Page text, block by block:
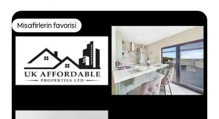
Misafirlerin favorisi
Misafirlerin favorisi